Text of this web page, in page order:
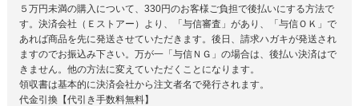
５万円未満の購入について、330円のお客様ご負担で後払いにする方法で
す。決済会社（Ｅストアー）より、「与信審査」があり、「与信ＯＫ」で
あれば商品を先に発送させていただきます。後日、請求ハガキが発送され
ますのでお振込み下さい。万が一「与信ＮＧ」の場合は、後払い決済はで
きません。他の方法に変えていただくことになります。
領収書は基本的に決済会社から注文者名で発行されます。
代金引換【代引き手数料無料】